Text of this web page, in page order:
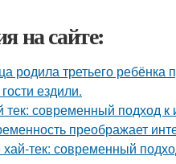
на сайте:
родила третьего
ездили.
современный подход к
преображает
тек: современный